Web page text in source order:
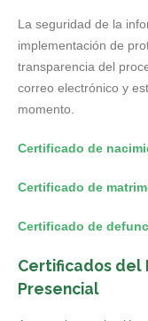
La seguridad de la
implementación de
transparencia del
correo electrónico y
momento.
Certificado de
Certificado de
Certificado de
Certificados del
Presencial